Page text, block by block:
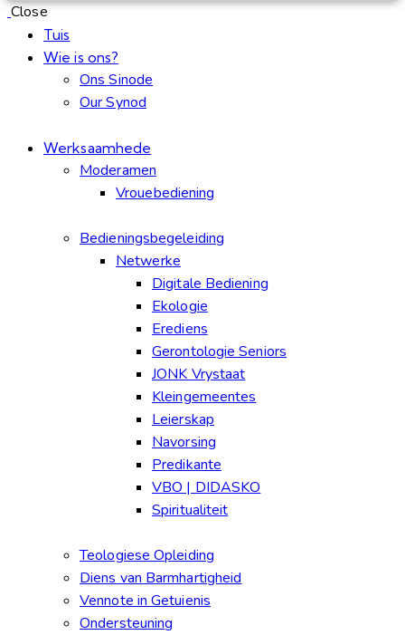
Close
Tuis
Wie is ons?
Ons Sinode
Our Synod
Werksaamhede
Moderamen
Vrouebediening
Bedieningsbegeleiding
Netwerke
Digitale Bediening
Ekologie
Erediens
Gerontologie Seniors
JONK Vrystaat
Kleingemeentes
Leierskap
Navorsing
Predikante
VBO | DIDASKO
Spiritualiteit
Teologiese Opleiding
Diens van Barmhartigheid
Vennote in Getuienis
Ondersteuning